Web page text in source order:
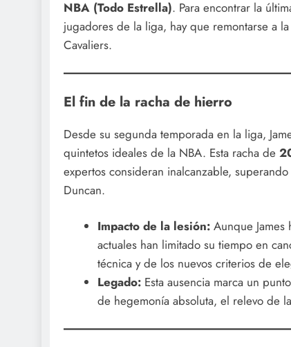
NBA (Todo Estrella). Para encontrar la
jugadores de la liga, hay que remontarse a
Cavaliers.
El fin de la racha de hierro
Desde su segunda temporada en la liga,
quintetos ideales de la NBA. Esta racha de
expertos consideran inalcanzable,
Duncan.
Impacto de la lesión:Aunque James
actuales han limitado su tiempo en
técnica y de los nuevos criterios de
Legado:Esta ausencia marca un
de hegemonía absoluta, el relevo de